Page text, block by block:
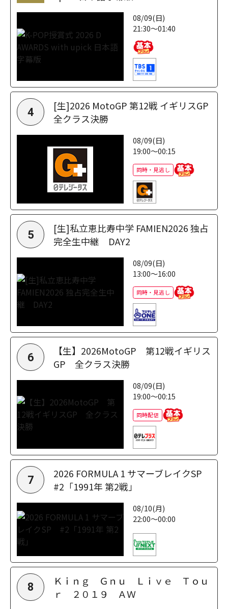
08/09(日)
21:30～01:40
4
[生]2026 MotoGP 第12戦 イギリスGP
全クラス決勝
08/09(日)
19:00～00:15
同時・見逃し
5
[生]私立恵比寿中学 FAMIEN2026 独占
完全生中継 DAY2
08/09(日)
13:00～16:00
同時・見逃し
6
【生】2026MotoGP 第12戦イギリス
GP 全クラス決勝
08/09(日)
19:00～00:15
同時配信
7
2026 FORMULA 1 サマーブレイクSP
#2「1991年 第2戦」
08/10(月)
22:00～00:00
8
Ｋｉｎｇ Ｇｎｕ Ｌｉｖｅ Ｔｏｕ
ｒ ２０１９ ＡＷ